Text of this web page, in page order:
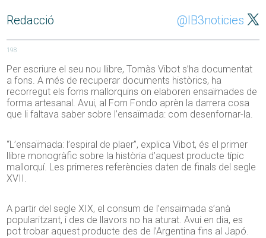
Redacció @IB3noticies
198
Per escriure el seu nou llibre, Tomàs Vibot s’ha documentat
a fons. A més de recuperar documents històrics, ha
recorregut els forns mallorquins on elaboren ensaïmades de
forma artesanal. Avui, al Forn Fondo aprèn la darrera cosa
que li faltava saber sobre l’ensaïmada: com desenfornar-la.
“L’ensaïmada: l’espiral de plaer”, explica Vibot, és el primer
llibre monogràfic sobre la història d’aquest producte típic
mallorquí. Les primeres referències daten de finals del segle
XVII.
A partir del segle XIX, el consum de l’ensaïmada s’anà
popularitzant, i des de llavors no ha aturat. Avui en dia, es
pot trobar aquest producte des de l’Argentina fins al Japó.